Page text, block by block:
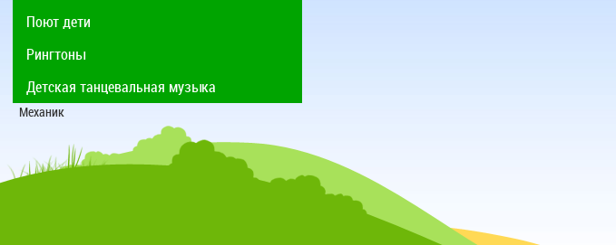
Поют дети
Рингтоны
Детская танцевальная музыка
Механик